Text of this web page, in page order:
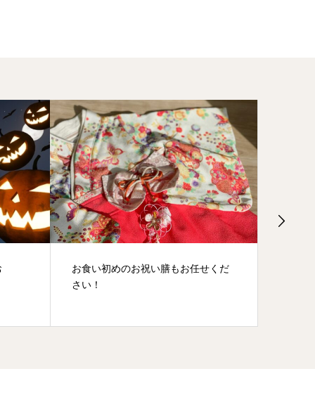
お食い初めのお祝い膳もお任せくだ
梅雨入りから、夏の